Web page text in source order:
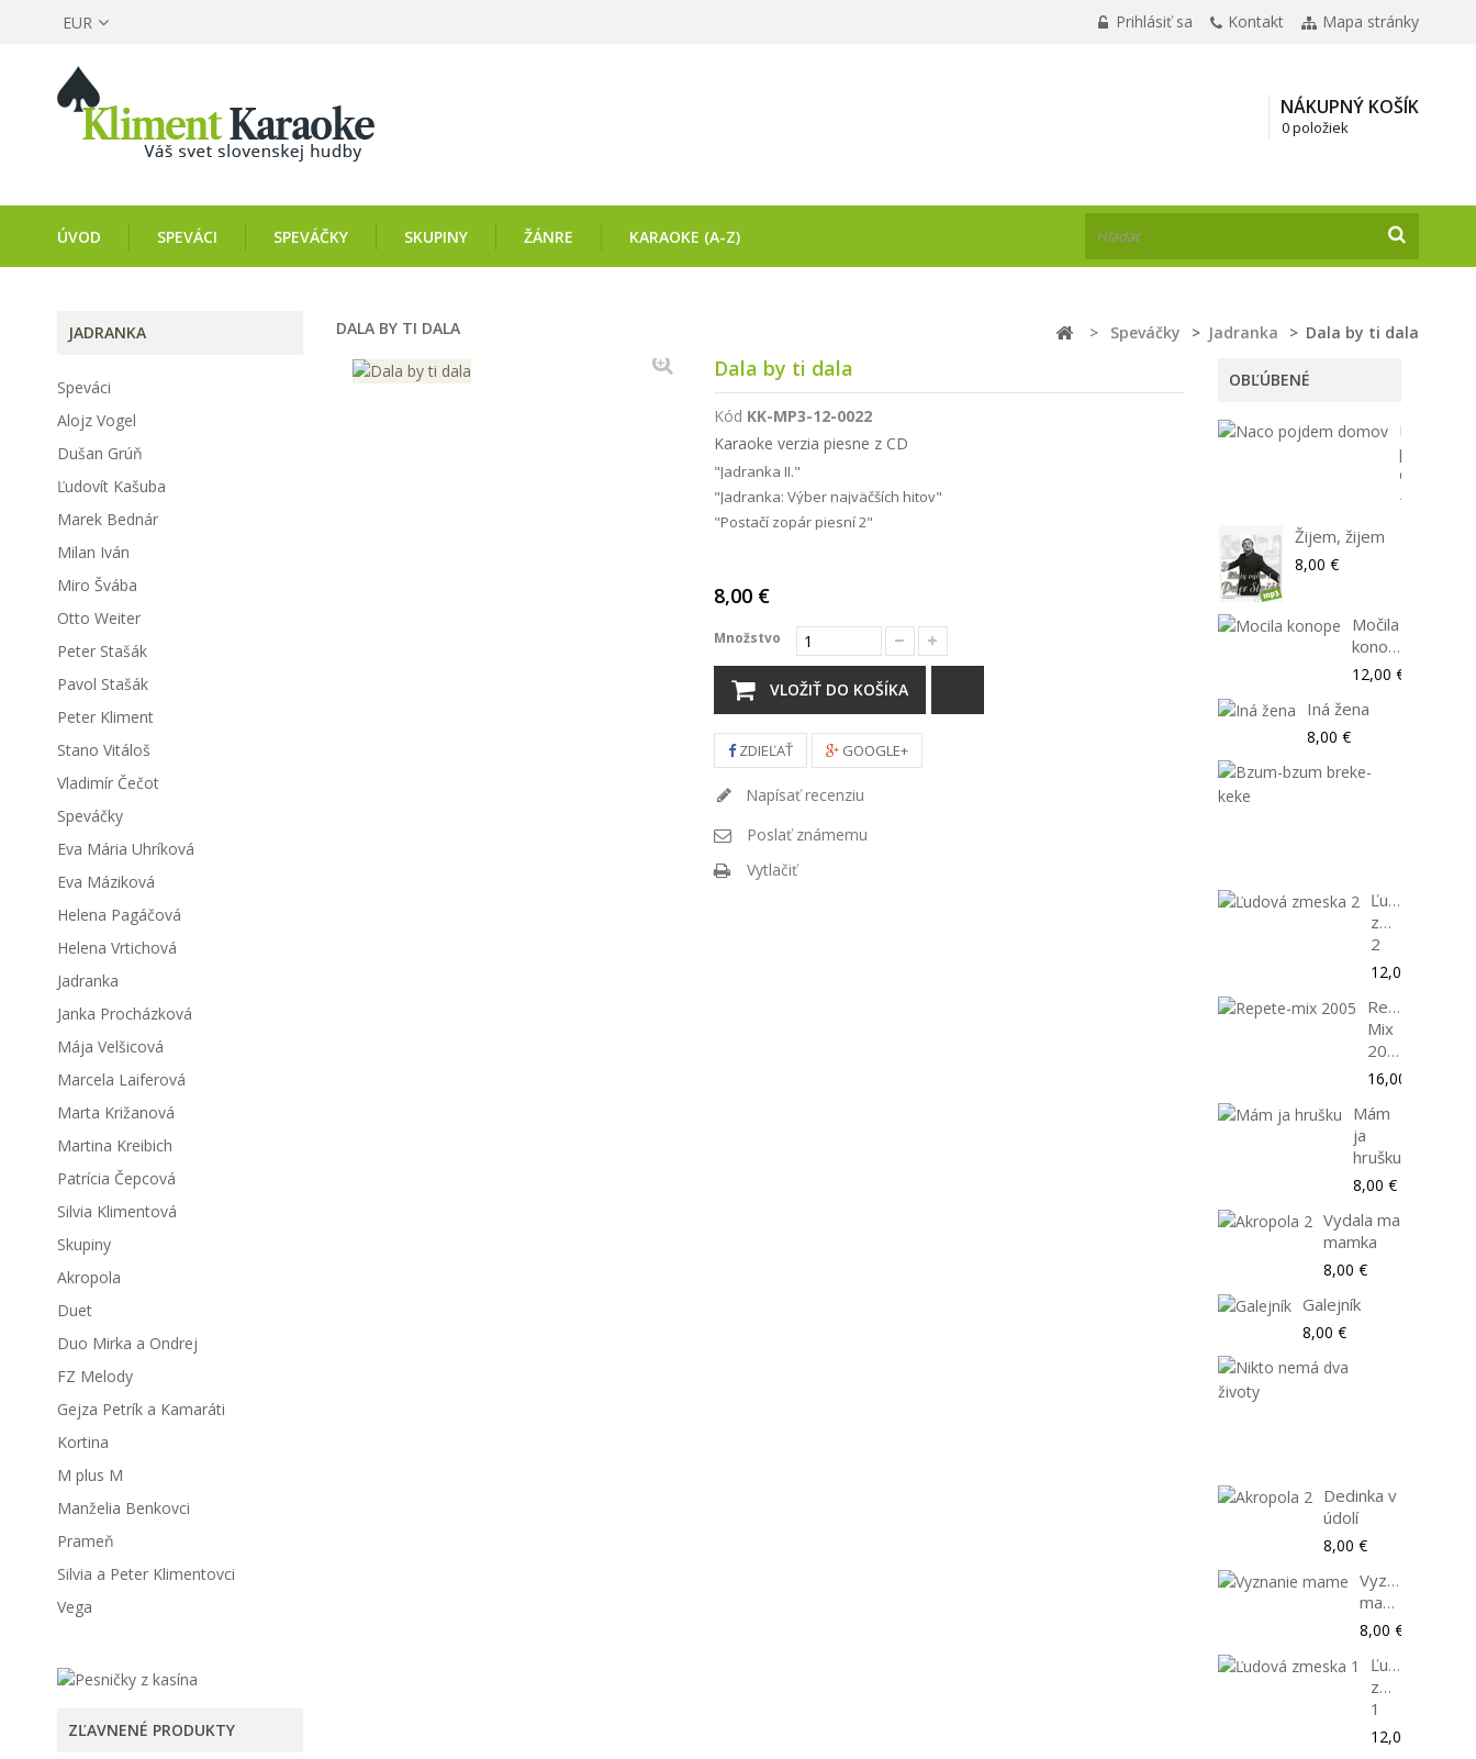
EUR Prihlásiť sa Kontakt Mapa stránky
NÁKUPNÝ KOŠÍK
0 položiek
ÚVOD SPEVÁCI SPEVÁČKY SKUPINY ŽÁNRE KARAOKE (A-Z)
JADRANKA
Speváci
Alojz Vogel
Dušan Grúň
Ľudovít Kašuba
Marek Bednár
Milan Iván
Miro Švába
Otto Weiter
Peter Stašák
Pavol Stašák
Peter Kliment
Stano Vitáloš
Vladimír Čečot
Speváčky
Eva Mária Uhríková
Eva Máziková
Helena Pagáčová
Helena Vrtichová
Jadranka
Janka Procházková
Mája Velšicová
Marcela Laiferová
Marta Križanová
Martina Kreibich
Patrícia Čepcová
Silvia Klimentová
Skupiny
Akropola
Duet
Duo Mirka a Ondrej
FZ Melody
Gejza Petrík a Kamaráti
Kortina
M plus M
Manželia Benkovci
Prameň
Silvia a Peter Klimentovci
Vega
ZĽAVNENÉ PRODUKTY
DALA BY TI DALA > Speváčky > Jadranka > Dala by ti dala
Dala by ti dala
Kód KK-MP3-12-0022
Karaoke verzia piesne z CD
"Jadranka II."
"Jadranka: Výber najväčších hitov"
"Postačí zopár piesní 2"
8,00 €
Množstvo
VLOŽIŤ DO KOŠÍKA
ZDIEĽAŤ GOOGLE+
Napísať recenziu
Poslať známemu
Vytlačiť
OBĽÚBENÉ
Načo
pôjdem
12,00 €
Žijem, žijem
8,00 €
Močila
konope
12,00 €
Iná žena
8,00 €
Ľudová
zmeska
2
12,00 €
Repete-
Mix
2005
16,00 €
Mám
ja
hrušku
8,00 €
Vydala ma
mamka
8,00 €
Galejník
8,00 €
Dedinka v
údolí
8,00 €
Vyznanie
mame
8,00 €
Ľudová
zmeska
1
12,00 €